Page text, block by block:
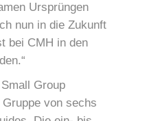
Ursprüngen
nun in die Zukunft
bei CMH in den
Group
von sechs